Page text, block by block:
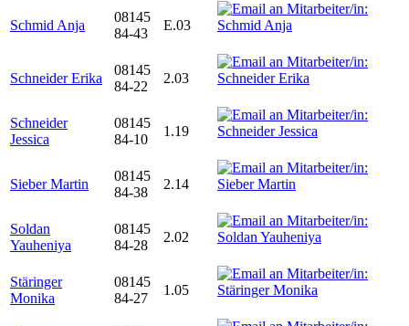
Schmid Anja
08145
84-43
E.03
Schneider Erika
08145
84-22
2.03
Schneider
Jessica
08145
84-10
1.19
Sieber Martin
08145
84-38
2.14
Soldan
Yauheniya
08145
84-28
2.02
Stäringer
Monika
08145
84-27
1.05